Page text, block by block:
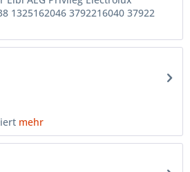
1325162046 3792216040 37922
mehr